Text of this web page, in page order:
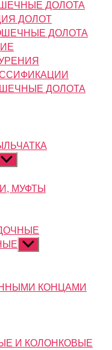
ДОЛОТА
ДОЛОТ
ДОЛОТА
ДОЛОТА
Показывать
подменю
МУФТЫ
Показывать
подменю
КОНЦАМИ
И КОЛОНКОВЫЕ